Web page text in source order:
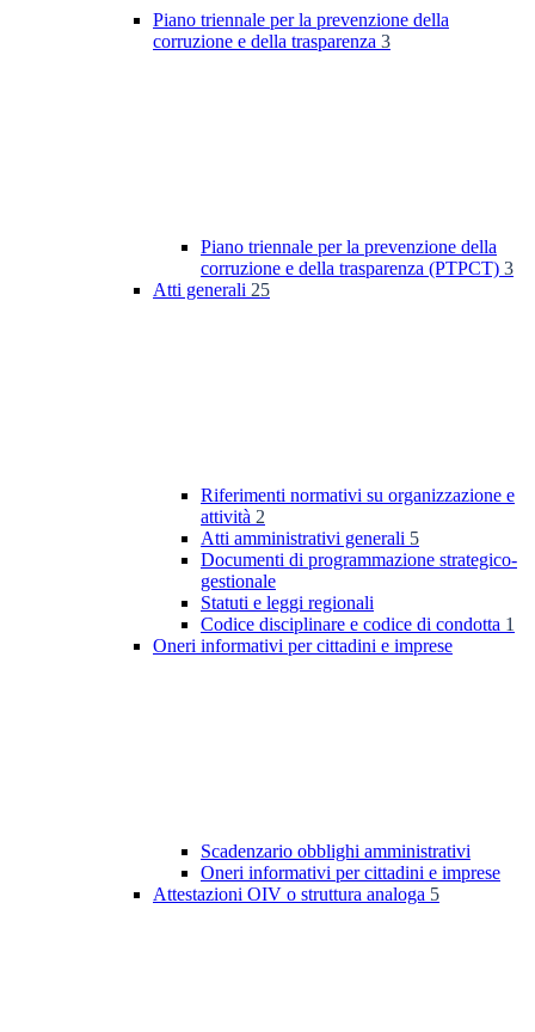
Piano triennale per la prevenzione della
corruzione e della trasparenza 3
Piano triennale per la prevenzione della
corruzione e della trasparenza (PTPCT) 3
Atti generali 25
Riferimenti normativi su organizzazione e
attività 2
Atti amministrativi generali 5
Documenti di programmazione strategico-
gestionale
Statuti e leggi regionali
Codice disciplinare e codice di condotta 1
Oneri informativi per cittadini e imprese
Scadenzario obblighi amministrativi
Oneri informativi per cittadini e imprese
Attestazioni OIV o struttura analoga 5